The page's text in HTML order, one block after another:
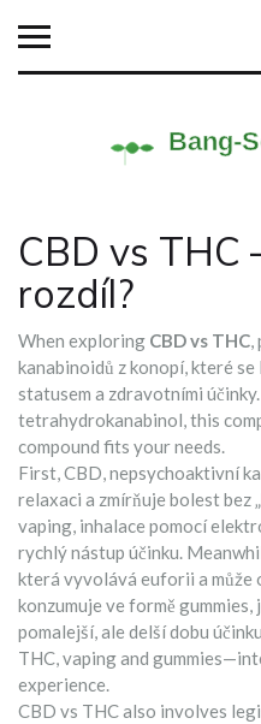
CBD vs THC
rozdíl?
When exploring CBD vs THC,
kanabinoidů z konopí, které
statusem a zdravotními účinky
tetrahydrokanabinol, this
compound fits your needs.
First,CBD,nepsychoaktivní
relaxaci a zmírňuje bolest bez
vaping, inhalace pomocí
rychlý nástup účinku.
která vyvolává euforii a může
konzumuje ve formě gummies,
pomalejší, ale delší dobu účinku
THC, vaping and
experience.
CBD vs THC also involves